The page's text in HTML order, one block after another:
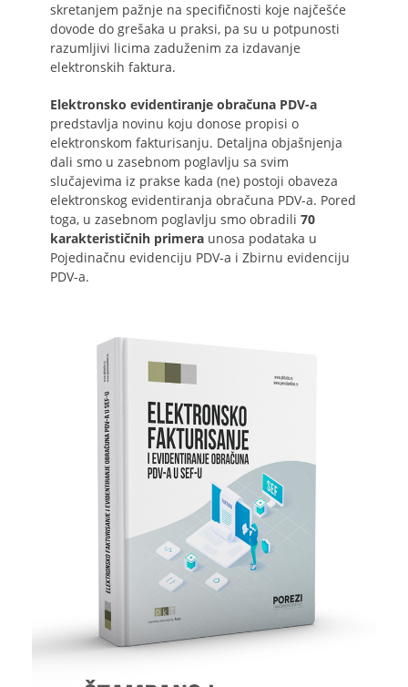
skretanjem pažnje na specifičnosti koje najčešće
dovode do grešaka u praksi, pa su u potpunosti
razumljivi licima zaduženim za izdavanje
elektronskih faktura.
Elektronsko evidentiranje obračuna PDV-a
predstavlja novinu koju donose propisi o
elektronskom fakturisanju. Detaljna objašnjenja
dali smo u zasebnom poglavlju sa svim
slučajevima iz prakse kada (ne) postoji obaveza
elektronskog evidentiranja obračuna PDV-a. Pored
toga, u zasebnom poglavlju smo obradili 70
karakterističnih primera unosa podataka u
Pojedinačnu evidenciju PDV-a i Zbirnu evidenciju
PDV-a.